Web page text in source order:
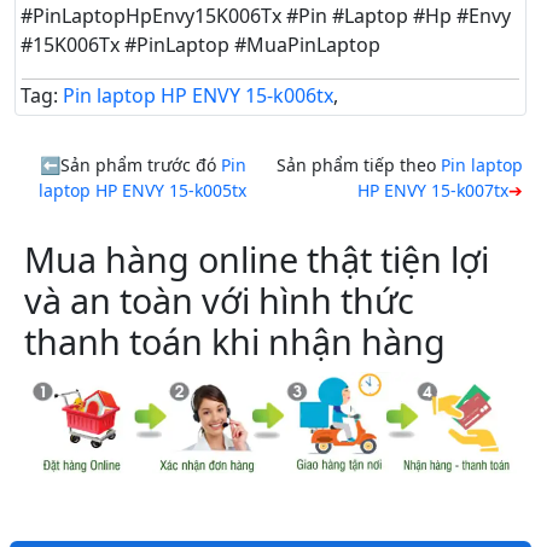
#PinLaptopHpEnvy15K006Tx #Pin #Laptop #Hp #Envy
#15K006Tx #PinLaptop #MuaPinLaptop
Tag: Pin laptop HP ENVY 15-k006tx,
Sản phẩm trước đó Pin
laptop HP ENVY 15-k005tx
Sản phẩm tiếp theo Pin laptop
HP ENVY 15-k007tx
Mua hàng online thật tiện lợi
và an toàn với hình thức
thanh toán khi nhận hàng